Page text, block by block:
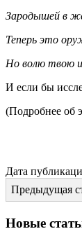
Зародышей в
Теперь это
Но волю твою
И если бы
(Подробнее об
Дата
Предыдущая
Новые